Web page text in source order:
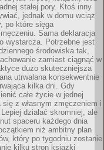
stałej pory. Ktoś inny
jednak w domu wciąż
po które sięga
Sama deklaracja
wystarcza. Potrzebne jest
środowiska tak,
zamiast ciągnąć w
dużo skuteczniejsza
utrwalana konsekwentnie
kilka dni. Gdy
całe życie w jednej
z własnym zmęczeniem i
działać skromniej, ale
spaceru każdego dnia
niż ambitny plan
który po tygodniu zostanie
kilku stron książki